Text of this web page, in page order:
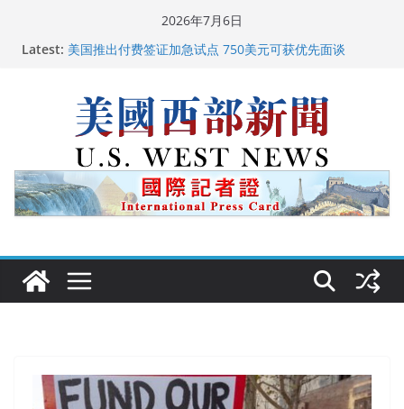
2026年7月6日
Latest: 美国推出付费签证加急试点 750美元可获优先面谈
美国最高法院维持“出生公民权” : 出生在美国就是美国
人！
中国驻美国大使谢锋邀请美国老教师罗纳德·萨科尔斯基
再次访华
广州市沉香协会会长周天明：让沉香有序走向世界